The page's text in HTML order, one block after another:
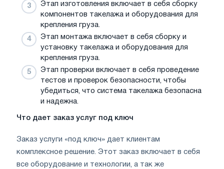
Этап изготовления включает в себя сборку
компонентов такелажа и оборудования для
крепления груза.
Этап монтажа включает в себя сборку и
установку такелажа и оборудования для
крепления груза.
Этап проверки включает в себя проведение
тестов и проверок безопасности, чтобы
убедиться, что система такелажа безопасна
и надежна.
Что дает заказ услуг под ключ
Заказ услуги «под ключ» дает клиентам
комплексное решение. Этот заказ включает в себя
все оборудование и технологии, а так же